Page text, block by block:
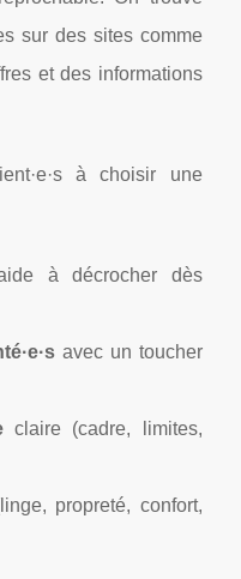
sur des sites comme
et des informations
à choisir une
à décrocher dès
avec un toucher
claire (cadre, limites,
propreté, confort,